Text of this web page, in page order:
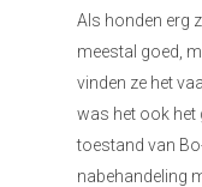
Als honden erg
meestal goed,
vinden ze het
was het ook het
toestand van
nabehandeling